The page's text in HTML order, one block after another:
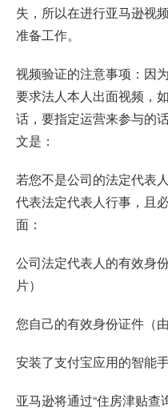
失，所以在进行亚马逊视
准备工作。
视频验证的注意事项：因
要求法人本人出面视频，
话，要指定运营来参与的
文是：
若您不是公司的法定代表
代表法定代表人行事，且
面：
公司法定代表人的有效身
片）
您自己的有效身份证件（
安装了支付宝应用的智能
亚马逊将通过“住房津贴查